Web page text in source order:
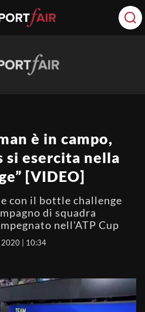
è in campo,
esercita nella
[VIDEO]
con il bottle challenge
di squadra
nell'ATP Cup
2020 | 10:34